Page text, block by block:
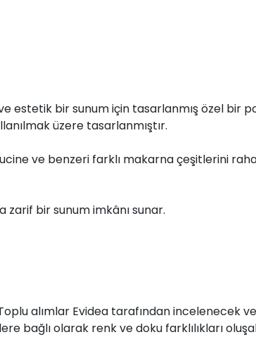
estetik bir sunum için tasarlanmış özel
üzere tasarlanmıştır.
ve benzeri farklı makarna çeşitlerini
zarif bir sunum imkânı sunar.
alımlar Evidea tarafından incelenecek
bağlı olarak renk ve doku farklılıkları